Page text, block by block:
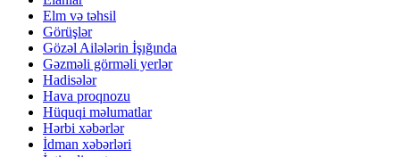
Elm və təhsil
Görüşlər
Gözəl Ailələrin İşığında
Gəzməli görməli yerlər
Hadisələr
Hava proqnozu
Hüquqi məlumatlar
Hərbi xəbərlər
İdman xəbərləri